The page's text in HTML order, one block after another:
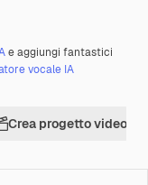
e aggiungi fantastici
vocale IA
Crea progetto video